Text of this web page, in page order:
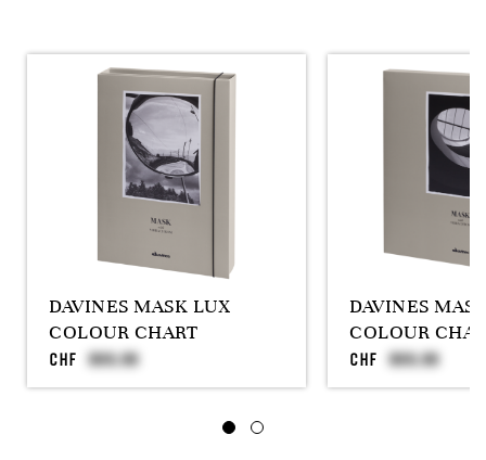
DAVINES MASK LUX
COLOUR CHART
CHF
DAVINES
COLOUR
CHF